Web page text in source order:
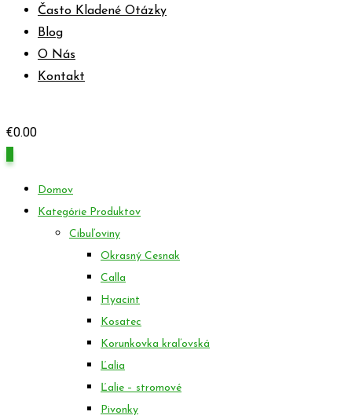
Často Kladené Otázky
Blog
O Nás
Kontakt
€0.00
Domov
Kategórie Produktov
Cibuľoviny
Okrasný Cesnak
Calla
Hyacint
Kosatec
Korunkovka kraľovská
Ľalia
Ľalie – stromové
Pivonky